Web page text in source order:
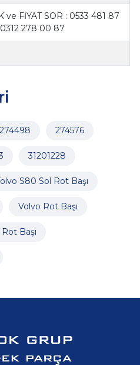
ve FİYAT SOR : 0533 481 87
278 00 87
274498 274576
31201228
S80 Sol Rot Başı
Volvo Rot Başı
Başı